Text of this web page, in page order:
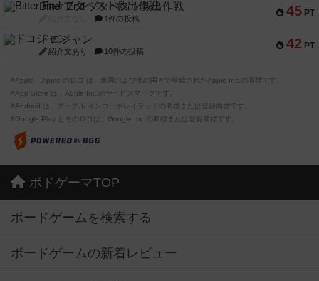
45 PT
Bitter End ブタペスト救出作戦
1件の投稿
42 PT
ドコジャン
紹介文あり 10件の投稿
※Apple、Apple のロゴ は、米国および他の国々で登録されたApple Inc.の商標です。
※App Store は、Apple Inc.のサービスマークです。
※Android は、グーグル インコーポレイテッドの商標または登録商標です。
※Google Play とそのロゴは、Google Inc.の商標または登録商標です。
ボドゲーマTOP
ボードゲームを検索する
ボードゲームの新着レビュー